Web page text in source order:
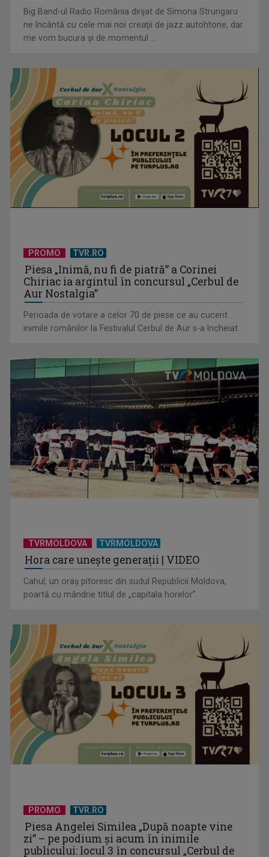
Visul începe la „Vedeta Familiei”! Au început înscrierile
pentru sezonul 9
David Popovici atacă o performanţă istorică la Europene. În
direct şi în ...
„Frații Jderi”, superproducția inspirată din opera lui Mihail
Sadoveanu, la ...
”Un doctor pentru dumneavoastră” vine cu informații
esențiale pentru o stare ...
aventură, la TVR 2
Big Band-ul Radio România dirijat de Simona Strungaru
ne încântă cu cele mai noi creaţii de jazz autohtone, dar
me vom bucura şi de momentul ...
PROMO TVR.RO
Piesa „Inimă, nu fi de piatră” a Corinei
Chiriac ia argintul în concursul „Cerbul de
Aur Nostalgia”
Perioada de votare a celor 70 de piese ce au cucerit
inimile românilor la Festivalul Cerbul de Aur s-a încheiat.
TVRMOLDOVA TVRMOLDOVA
Hora care unește generații | VIDEO
Cahul, un oraș pitoresc din sudul Republicii Moldova,
poartă cu mândrie titlul de „capitala horelor”.
PROMO TVR.RO
Piesa Angelei Similea „După noapte vine
zi” – pe podium şi acum în inimile
publicului: locul 3 în concursul „Cerbul de